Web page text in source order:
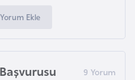
Yorum Ekle